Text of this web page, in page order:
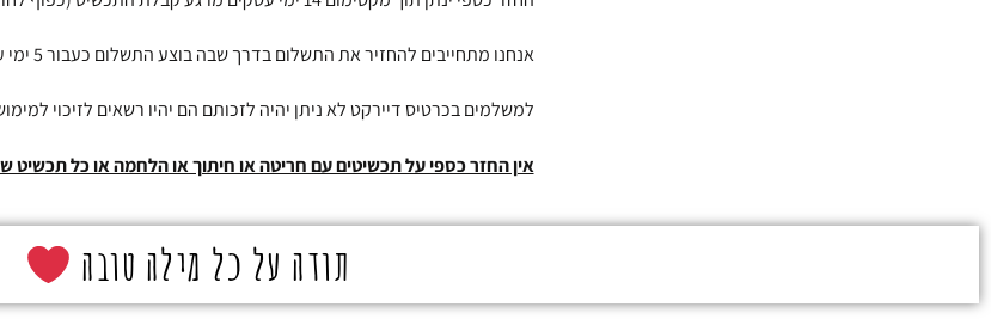
אנחנו מתחייבים להחזיר את התשלום בדרך שבה בוצע התשלום כעבור 5 ימי עסקים מרגע קבלתה.
למשלמים בכרטיס דיירקט לא ניתן יהיה לזכותם הם יהיו רשאים לזיכוי
אין החזר כספי על תכשיטים עם חריטה או חיתוך או הלחמה או כל תכשיט
תודה על כל מילה טובה